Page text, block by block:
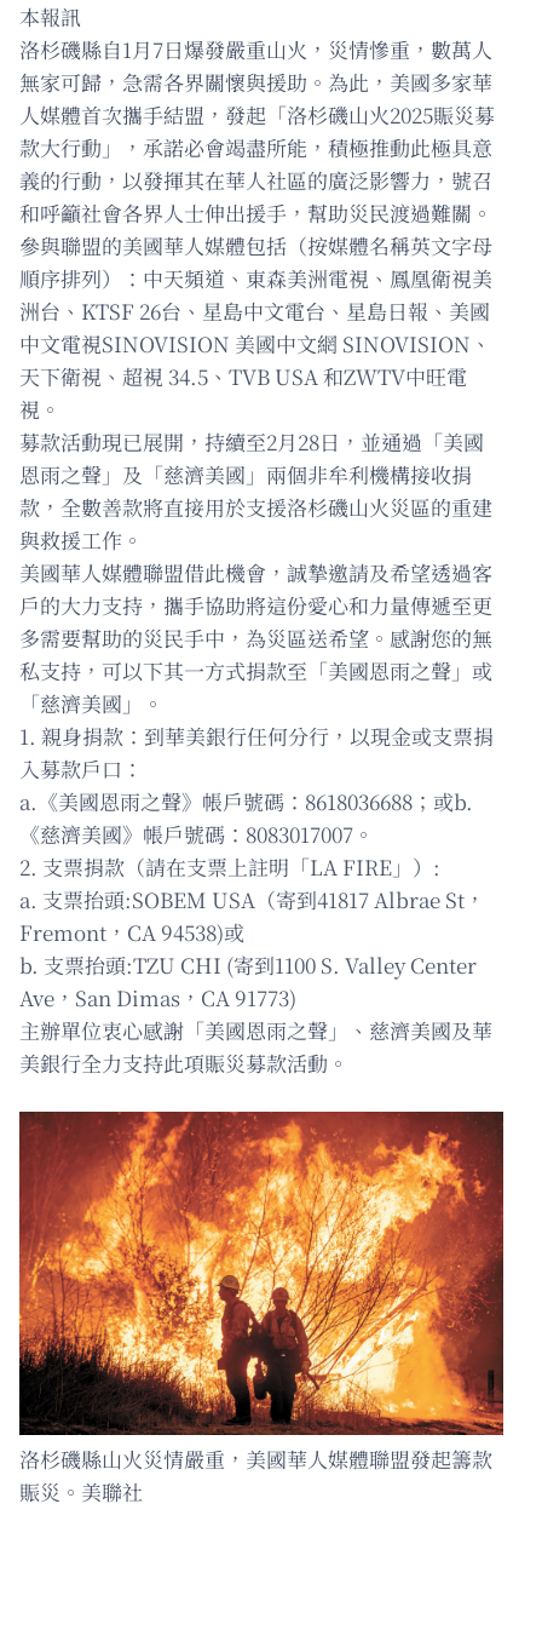
本報訊
洛杉磯縣自1月7日爆發嚴重山火，災情慘重，數萬人
無家可歸，急需各界關懷與援助。為此，美國多家華
人媒體首次攜手結盟，發起「洛杉磯山火2025賑災募
款大行動」，承諾必會竭盡所能，積極推動此極具意
義的行動，以發揮其在華人社區的廣泛影響力，號召
和呼籲社會各界人士伸出援手，幫助災民渡過難關。
參與聯盟的美國華人媒體包括（按媒體名稱英文字母
順序排列）：中天頻道、東森美洲電視、鳳凰衛視美
洲台、KTSF 26台、星島中文電台、星島日報、美國
中文電視SINOVISION 美國中文網 SINOVISION、
天下衛視、超視 34.5、TVB USA 和ZWTV中旺電
視。
募款活動現已展開，持續至2月28日，並通過「美國
恩雨之聲」及「慈濟美國」兩個非牟利機構接收捐
款，全數善款將直接用於支援洛杉磯山火災區的重建
與救援工作。
美國華人媒體聯盟借此機會，誠摯邀請及希望透過客
戶的大力支持，攜手協助將這份愛心和力量傳遞至更
多需要幫助的災民手中，為災區送希望。感謝您的無
私支持，可以下其一方式捐款至「美國恩雨之聲」或
「慈濟美國」。
1. 親身捐款：到華美銀行任何分行，以現金或支票捐
入募款戶口：
a.《美國恩雨之聲》帳戶號碼：8618036688；或b.
《慈濟美國》帳戶號碼：8083017007。
2. 支票捐款（請在支票上註明「LA FIRE」）:
a. 支票抬頭:SOBEM USA（寄到41817 Albrae St，
Fremont，CA 94538)或
b. 支票抬頭:TZU CHI (寄到1100 S. Valley Center
Ave，San Dimas，CA 91773)
主辦單位衷心感謝「美國恩雨之聲」、慈濟美國及華
美銀行全力支持此項賑災募款活動。
洛杉磯縣山火災情嚴重，美國華人媒體聯盟發起籌款
賑災。美聯社